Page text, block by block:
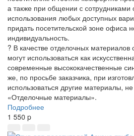
а также при общении с
использования любых доступных
придать посетительской зоне офиса
индивидуальность.
? В качестве отделочных материалов
могут использоваться как
современные высококачественные
же, по просьбе заказчика, при
использоваться другие материалы,
«Отделочные материалы».
Подробнее
1 550 p